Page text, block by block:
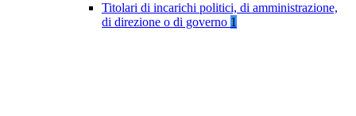
Titolari di incarichi politici, di amministrazione,
di direzione o di governo 1